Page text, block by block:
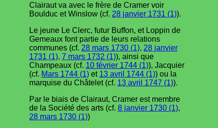
Clairaut va avec le frère de Cramer voir
Boulduc et Winslow (cf. 28 janvier 1731 (1)).
Le jeune Le Clerc, futur Buffon, et Loppin de
Gemeaux font partie de leurs relations
communes (cf. 28 mars 1730 (1), 28 janvier
1731 (1), 7 mars 1732 (1)), ainsi que
Champeaux (cf. 10 février 1744 (1)), Jacquier
(cf. Mars 1744 (1) et 13 avril 1744 (1)) ou la
marquise du Châtelet (cf. 13 avril 1747 (1)).
Par le biais de Clairaut, Cramer est membre
de la Société des arts (cf. 8 janvier 1730 (1),
28 mars 1730 (1))